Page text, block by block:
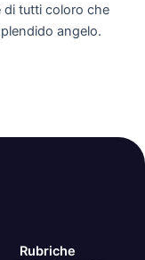
di tutti coloro che
angelo.
Rubriche